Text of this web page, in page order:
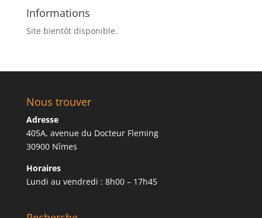
Informations
Site bientôt disponible.
Nous trouver
Adresse
405A, avenue du Docteur Fleming
30900 Nîmes
Horaires
Lundi au vendredi : 8h00 – 17h45